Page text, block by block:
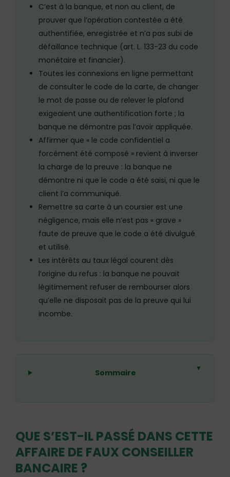
C’est à la banque, et non au client, de
prouver que l’opération contestée a été
authentifiée, enregistrée et n’a pas subi de
défaillance technique (art. L. 133-23 du code
monétaire et financier).
Toutes les connexions en ligne permettant
de consulter le code de la carte, de changer
le mot de passe ou de relever le plafond
exigeaient une authentification forte ; la
banque ne démontre pas l’avoir appliquée.
Affirmer que « le code confidentiel a
forcément été composé » revient à inverser
la charge de la preuve : la banque ne
démontre ni que le code a été saisi, ni que le
client l’a communiqué.
Remettre sa carte à un coursier est une
négligence, mais elle n’est pas « grave »
faute de preuve que le code a été divulgué
et utilisé.
Les intérêts au taux légal courent dès
l’origine du refus : la banque ne pouvait
légitimement refuser de rembourser alors
qu’elle ne disposait pas de la preuve qui lui
incombe.
Sommaire ▼
QUE S’EST-IL PASSÉ DANS CETTE
AFFAIRE DE FAUX CONSEILLER
BANCAIRE ?